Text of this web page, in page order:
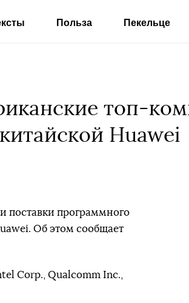
Польза Пекельце
топ-
Huawei
поставки программного
Об этом сообщает
Corp., Qualcomm Inc.,